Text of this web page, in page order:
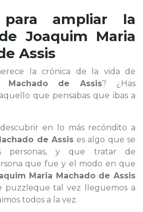
para ampliar la
Joaquim Maria
Assis
la crónica de la vida de
Machado de Assis? ¿Has
que pensabas que ibas a
en lo más recóndito a
de Assis es algo que se
personas, y que tratar de
que fue y el modo en que
Maria Machado de Assis
puzzleque tal vez lleguemos a
todos a la vez.